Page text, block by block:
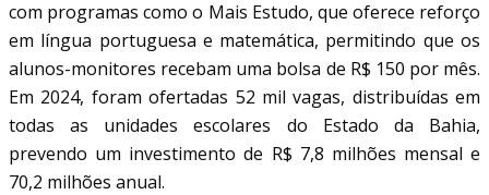
com programas como o Mais Estudo, que oferece reforço
em língua portuguesa e matemática, permitindo que os
alunos-monitores recebam uma bolsa de R$ 150 por mês.
Em 2024, foram ofertadas 52 mil vagas, distribuídas em
todas as unidades escolares do Estado da Bahia,
prevendo um investimento de R$ 7,8 milhões mensal e
70,2 milhões anual.